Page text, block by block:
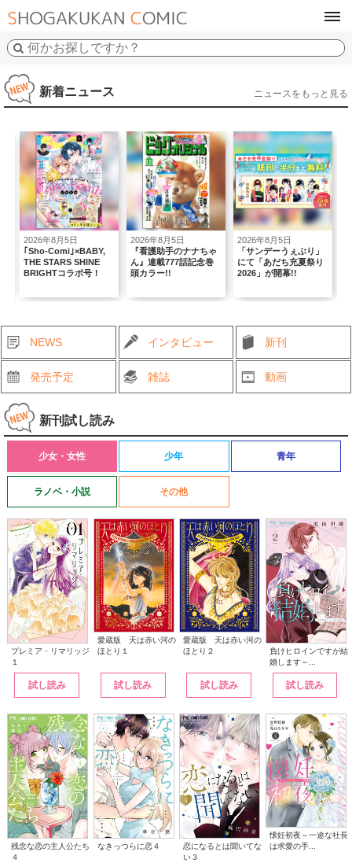
新着ニュース ニュースをもっと見る
2026年8月5日
｢Sho-Comi｣×BABY,
THE STARS SHINE
BRIGHTコラボ号！
2026年8月5日
『看護助手のナナちゃ
ん』連載777話記念巻
頭カラー!!
2026年8月5日
「サンデーうぇぶり」
にて「あだち充夏祭り
2026」が開幕!!
NEWS インタビュー 新刊
発売予定 雑誌 動画
新刊試し読み
少女・女性 少年 青年
ラノベ・小説 その他
プレミア・リマリッジ
１
試し読み
愛蔵版 天は赤い河の
ほとり１
試し読み
愛蔵版 天は赤い河の
ほとり２
試し読み
負けヒロインですが結
婚します～...
試し読み
残念な恋の主人公たち
４
なきっつらに恋４
恋になるとは聞いてな
い３
懐妊初夜～一途な社長
は求愛の手...